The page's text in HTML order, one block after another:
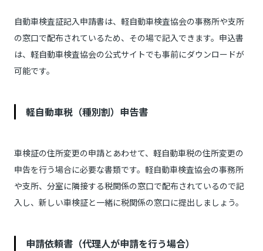
自動車検査証記入申請書は、軽自動車検査協会の事務所や支所
の窓口で配布されているため、その場で記入できます。申込書
は、軽自動車検査協会の公式サイトでも事前にダウンロードが
可能です。
軽自動車税（種別割）申告書
車検証の住所変更の申請とあわせて、軽自動車税の住所変更の
申告を行う場合に必要な書類です。軽自動車検査協会の事務所
や支所、分室に隣接する税関係の窓口で配布されているので記
入し、新しい車検証と一緒に税関係の窓口に提出しましょう。
申請依頼書（代理人が申請を行う場合）